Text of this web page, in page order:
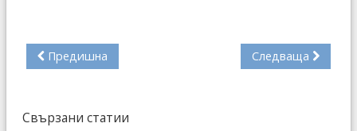
Предишна Следваща
Свързани статии